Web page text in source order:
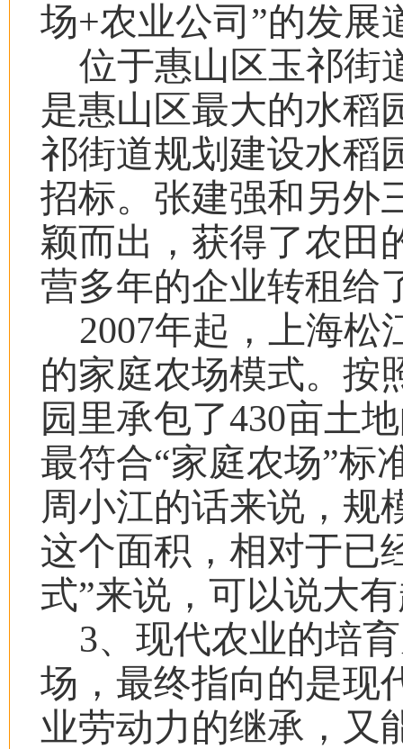
场+农业公司 ”的发展
位于惠山区玉祁街
是惠山区最大的水稻
祁街道规划建设水稻
招标。张建强和另外
颖而出，获得了农田
营多年的企业转租给
2007年起，上海松
的家庭农场模式。按
园里承包了430亩土
最符合“家庭农场”标
周小江的话来说，规
这个面积，相对于已
式”来说，可以说大
3、现代农业的培
场，最终指向的是现
业劳动力的继承，又